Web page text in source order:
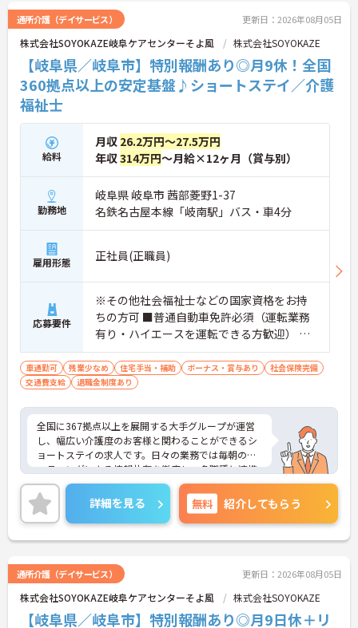
保ちながらいきいきと働ける点も魅力です。また、
個人の評価等に応じて支払われる特別報酬制度があ
り、頑張りがしっかりと還元されます。定年後も70
歳まで再雇用制度を利用して働けるため、資格と経
験を活かして長く安定したキャリアを築いていきた
い方に大変おすすめの求人です。
★おすすめPOINT★
できます】
・入社時研修やサービス別研修など多彩な研修があ
・OJT研修を通じて現場での実践的なサポートを受
けられるので、安心して業務をスタートできます
【リフレッシュ休暇を活用して無理なく長く働ける
環境です】
・有給休暇とは別に年間17日間のリフレッシュ休暇
があるため、心身ともにしっかりと休むことができ
時間やご家族との時間を大切にしながら働き続けら
れます
【特別報酬制度で日々の頑張りが評価につながりま
・業績や評価に応じた特別報酬制度が設けられてい
るため、日々の努力が還元されるやりがいを感じら
れます
です】
・髪色や髪型、ネイルなどが原則自由となっている
ため、個性を大切にしながら働くことができます
・社員一人ひとりの価値観を尊重する社風のもと
で、無理なくご自身らしく働き続けることが期待で
きます
【全国展開の安定基盤と日勤のみの環境で長期的な
キャリアを描けます】
により、安定した環境で長く働き続けることができ
・日勤のみの勤務で転勤の心配もないため、地元で
けます
通所介護（デイサービス） 更新日：2026年08月05日
株式会社SOYOKAZE岐阜ケアセンターそよ風 株式会社SOYOKAZE
【岐阜県／岐阜市】特別報酬あり◎月9休！全国
360拠点以上の安定基盤♪ショートステイ／介護
福祉士
給料
月収 26.2万円～27.5万円
年収314万円～月給×12ヶ月（賞与別）
勤務地
岐阜県 岐阜市 茜部菱野1-37
名鉄名古屋本線「岐南駅」バス・車4分
雇用形態 正社員(正職員)
応募要件
※その他社会福祉士などの国家資格をお持
ちの方可 ■普通自動車免許必須（運転業務
有り・ハイエースを運転できる方歓迎） ■
介護施設などでの就労経験必須
車通勤可 残業少なめ 住宅手当・補助 ボーナス・賞与あり
社会保険完備
交通費支給
退職金制度あり
全国に367拠点以上を展開する大手グループが運営
し、幅広い介護度のお客様と関わることができるシ
ョートステイの求人です。日々の業務では毎朝のミ
ーティングによる情報共有を徹底し、多職種と連携
しながらお客様一人ひとりの生活を支える体制を整
えています。入社後はOJT制度による先輩スタッフ
の丁寧な指導や定期的な面談があり、資格取得支援
制度も完備しているため、着実にスキルを磨ける環
境です。待遇面では、月給に加えて年2回の賞与や実
やチームワークが収入に反映されます。また、残業
がほぼなく年間17日のリフレッシュ休暇を利用でき
るほか、定年65歳かつ70歳までの再雇用制度を設け
ているため、ワークライフバランスを保ちながら長
詳細を見る 無料 紹介してもらう
通所介護（デイサービス） 更新日：2026年08月05日
株式会社SOYOKAZE岐阜ケアセンターそよ風 株式会社SOYOKAZE
【岐阜県／岐阜市】特別報酬あり◎月9日休＋リ